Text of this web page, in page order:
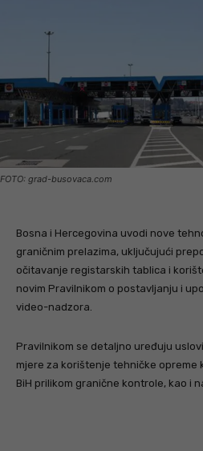
FOTO: grad-busovaca.com
Bosna i Hercegovina uvodi nove
graničnim prelazima, uključujući
očitavanje registarskih tablica i
novim Pravilnikom o postavljanju i
video-nadzora.
Pravilnikom se detaljno uređuju
mjere za korištenje tehničke opreme
BiH prilikom granične kontrole, kao i